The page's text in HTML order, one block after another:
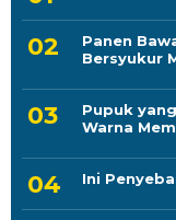
Panen
Bersyukur
Pupuk
Warna
Ini